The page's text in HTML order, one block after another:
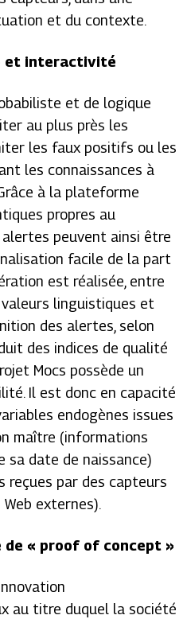
et du contexte.
et interactivité
et de logique
au plus près les
les faux positifs ou les
les connaissances à
à la plateforme
propres au
peuvent ainsi être
facile de la part
est réalisée, entre
linguistiques et
des alertes, selon
des indices de qualité
Mocs possède un
Il est donc en capacité
endogènes issues
maître (informations
sa date de naissance)
reçues par des capteurs
externes).
de « proof of concept »
au titre duquel la société